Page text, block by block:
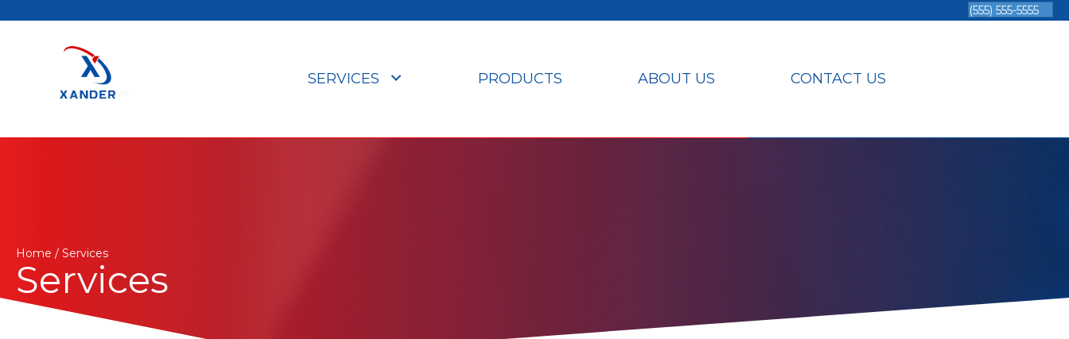
(555) 555-5555
SERVICES PRODUCTS ABOUT US CONTACT US
Home / Services
Services